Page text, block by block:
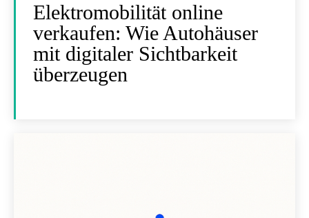
Elektromobilität online
verkaufen: Wie Autohäuser
mit digitaler Sichtbarkeit
überzeugen